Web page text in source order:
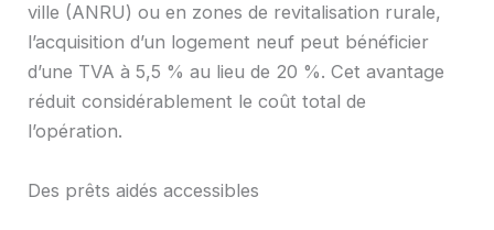
ville (ANRU) ou en zones de revitalisation rurale,
l’acquisition d’un logement neuf peut bénéficier
d’une TVA à 5,5 % au lieu de 20 %. Cet avantage
réduit considérablement le coût total de
l’opération.
Des prêts aidés accessibles